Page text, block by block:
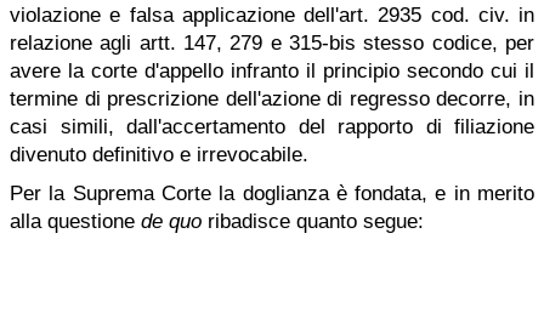
violazione e falsa applicazione dell'art. 2935 cod. civ. in
relazione agli artt. 147, 279 e 315-bis stesso codice, per
avere la corte d'appello infranto il principio secondo cui il
termine di prescrizione dell'azione di regresso decorre, in
casi simili, dall'accertamento del rapporto di filiazione
divenuto definitivo e irrevocabile.
Per la Suprema Corte la doglianza è fondata, e in merito
alla questione de quo ribadisce quanto segue: